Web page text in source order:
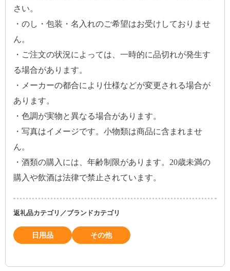
さい。
・のし・包装・名入れのご希望はお受けしておりませ
ん。
・ご注文の状況によっては、一時的に品切れが発生す
る場合があります。
・メーカーの都合により仕様などが変更される場合が
あります。
・色調が実物と異なる場合があります。
・写真はイメージです。小物類は商品に含まれませ
ん。
・酒類の購入には、年齢制限があります。20歳未満の
購入や飲酒は法律で禁止されています。
返礼品カテゴリ／ブランドカテゴリ
日用品 その他